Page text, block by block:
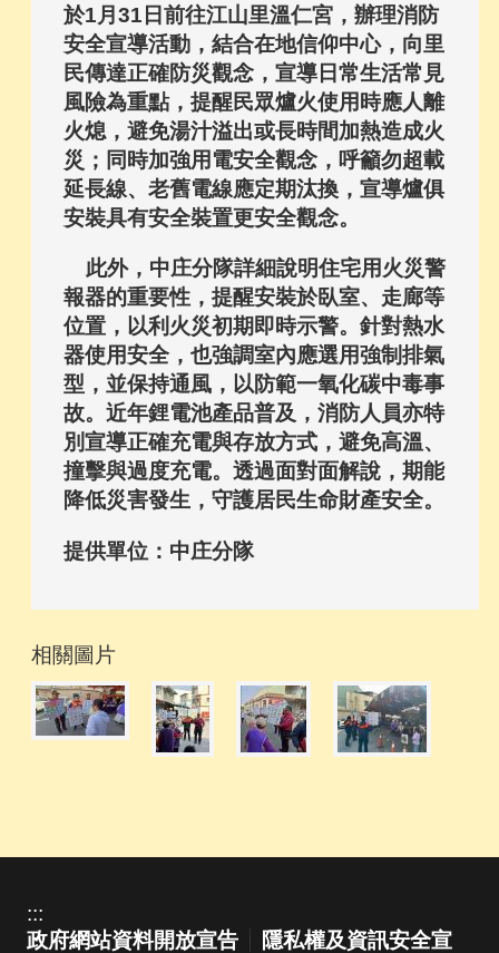
於1月31日前往江山里溫仁宮，辦理消防
安全宣導活動，結合在地信仰中心，向里
民傳達正確防災觀念，宣導日常生活常見
風險為重點，提醒民眾爐火使用時應人離
火熄，避免湯汁溢出或長時間加熱造成火
災；同時加強用電安全觀念，呼籲勿超載
延長線、老舊電線應定期汰換，宣導爐俱
安裝具有安全裝置更安全觀念。
此外，中庄分隊詳細說明住宅用火災警
報器的重要性，提醒安裝於臥室、走廊等
位置，以利火災初期即時示警。針對熱水
器使用安全，也強調室內應選用強制排氣
型，並保持通風，以防範一氧化碳中毒事
故。近年鋰電池產品普及，消防人員亦特
別宣導正確充電與存放方式，避免高溫、
撞擊與過度充電。透過面對面解說，期能
降低災害發生，守護居民生命財產安全。
提供單位：中庄分隊
相關圖片
:::
政府網站資料開放宣告
隱私權及資訊安全宣